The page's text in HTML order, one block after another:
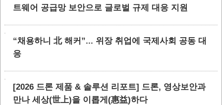
트웨어 공급망 보안으로 글로벌 규제 대응 지원
“채용하니 北 해커”... 위장 취업에 국제사회 공동 대
응
[2026 드론 제품 & 솔루션 리포트] 드론, 영상보안과
만나 세상(世上)을 이롭게(惠益)하다